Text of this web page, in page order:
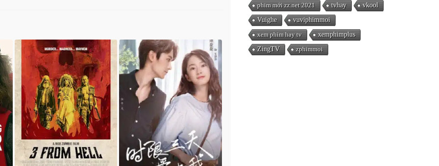
phim mới zz.net 2021
tvhay
vkool
Vuighe
vuviphimmoi
xem phim hay tv
xemphimplus
ZingTV
zphimmoi